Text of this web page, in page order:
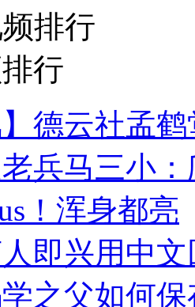
排行
行
】德云社孟
兵马三小
！浑身都亮
即兴用中
之父如何